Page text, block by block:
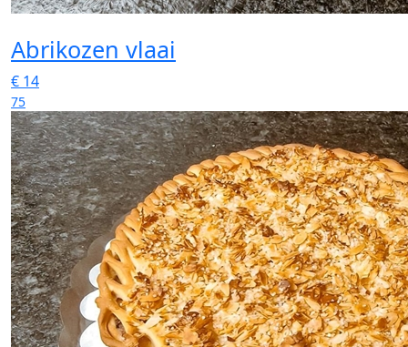
Abrikozen vlaai
€ 14
75